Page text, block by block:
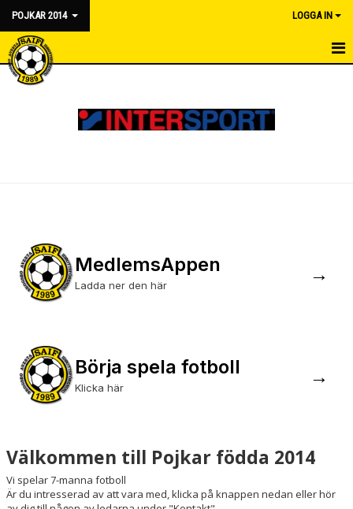
POJKAR 2014 LOGGA IN
HEM
BILDGALLERI
DOKUMENT
MedlemsAppen
Ladda ner den här →
Börja spela fotboll
Klicka här →
Välkommen till Pojkar födda 2014
Vi spelar 7-manna fotboll
Är du intresserad av att vara med, klicka på knappen nedan eller hör